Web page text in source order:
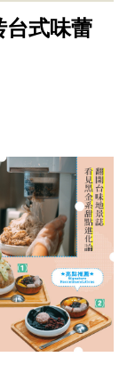
台式味蕾